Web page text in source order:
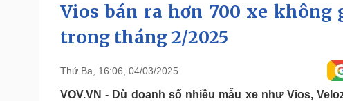
Nhận diện sự thật
Dấu ấn VOV
Biển đảo
Pháp luật
Vios bán ra hơn 700 xe
trong tháng 2/2025
Thứ Ba, 16:06, 04/03/2025
VOV.VN - Dù doanh số nhiều mẫu xe như Vios,